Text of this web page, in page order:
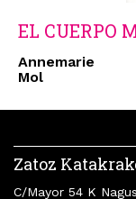
EL CUERPO
Annemarie
Mol
Zatoz
C/Mayor 54 K